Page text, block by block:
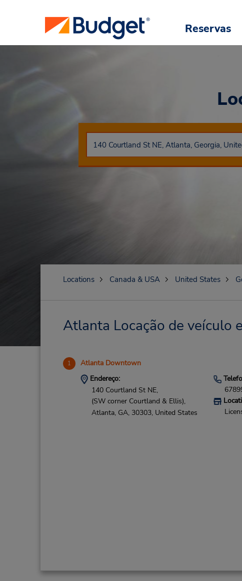
Reservas
Locations Canada & USA United States
Atlanta Locação de veículo
1 Atlanta Downtown
Endereço:
140 Courtland St NE,
(SW corner Courtland & Ellis),
Atlanta, GA, 30303, United States